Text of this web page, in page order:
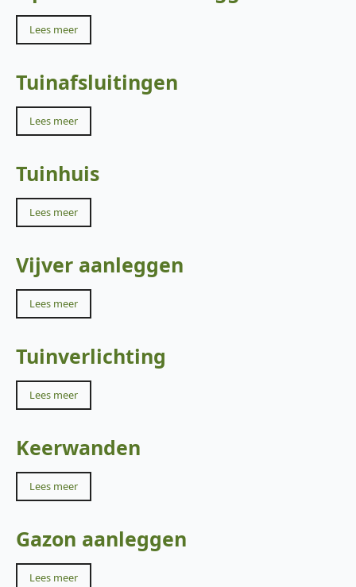
Lees meer
Tuinafsluitingen
Lees meer
Tuinhuis
Lees meer
Vijver aanleggen
Lees meer
Tuinverlichting
Lees meer
Keerwanden
Lees meer
Gazon aanleggen
Lees meer